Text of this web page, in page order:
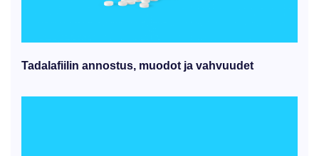
Tadalafiilin annostus, muodot ja vahvuudet